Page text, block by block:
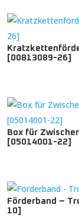
[00813089-26]
Box für
[05014001-22]
Förderband –
10]